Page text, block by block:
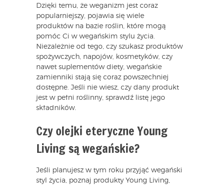
Dzięki temu, że weganizm jest coraz
popularniejszy, pojawia się wiele
produktów na bazie roślin, które mogą
pomóc Ci w wegańskim stylu życia.
Niezależnie od tego, czy szukasz produktów
spożywczych, napojów, kosmetyków, czy
nawet suplementów diety, wegańskie
zamienniki stają się coraz powszechniej
dostępne. Jeśli nie wiesz, czy dany produkt
jest w pełni roślinny, sprawdź listę jego
składników.
Czy olejki eteryczne Young
Living są wegańskie?
Jeśli planujesz w tym roku przyjąć wegański
styl życia, poznaj produkty Young Living,